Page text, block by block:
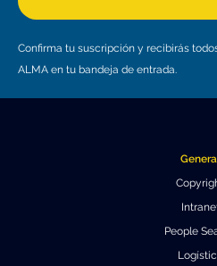
Confirma tu suscripción y recibirás
ALMA en tu bandeja de entrada.
People